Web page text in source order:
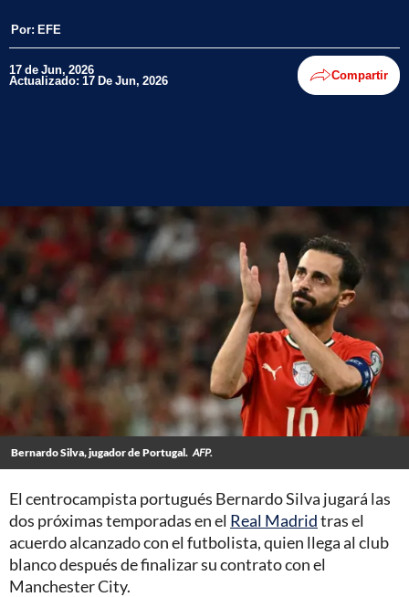
Por: EFE
17 de Jun, 2026
Actualizado: 17 De Jun, 2026 Compartir
Bernardo Silva, jugador de Portugal. AFP.
El centrocampista portugués Bernardo Silva jugará las
dos próximas temporadas en el Real Madridtras el
acuerdo alcanzado con el futbolista, quien llega al club
blanco después de finalizar su contrato con el
Manchester City.